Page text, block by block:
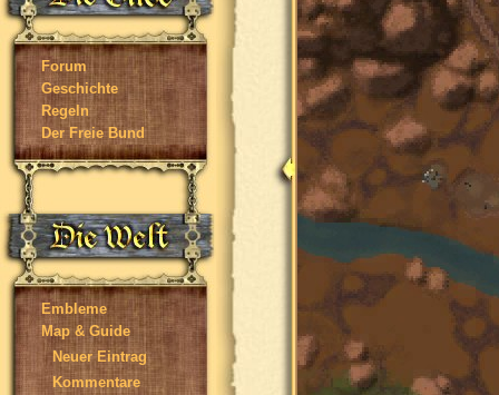
Forum
Geschichte
Regeln
Der Freie Bund
Embleme
Map & Guide
Neuer Eintrag
Kommentare